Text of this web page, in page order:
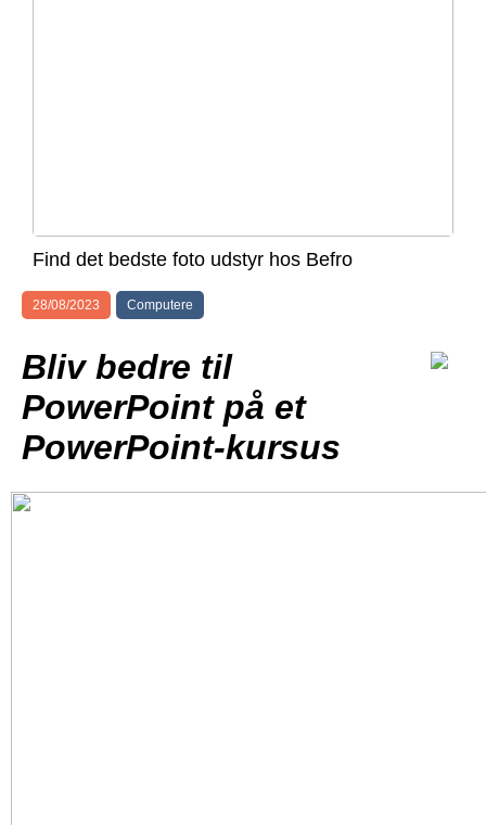
Find det bedste foto udstyr hos Befro
28/08/2023 Computere
Bliv bedre til
PowerPoint på et
PowerPoint-kursus